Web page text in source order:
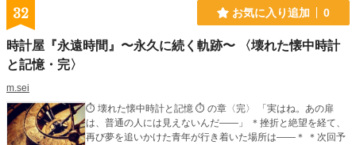
32 お気に入り追加 0
時計屋『永遠時間』〜永久に続く軌跡〜 〈壊れた懐中時計
と記憶・完〉
m.sei
⏱ 壊れた懐中時計と記憶 ⏱ の章〈完〉 「実はね。あの扉
は、普通の人には見えないんだ――」 ＊挫折と絶望を経て、
再び夢を追いかけた青年が行き着いた場所は――＊ ＊次回予